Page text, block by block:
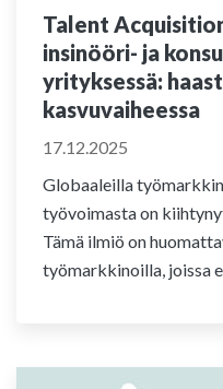
Talent
insinööri- ja
yrityksessä:
kasvuvaiheessa
17.12.2025
Globaaleilla
työvoimasta on
Tämä ilmiö on
työmarkkinoilla, joissa